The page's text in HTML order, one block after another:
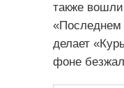
также
«Последнем
делает
фоне